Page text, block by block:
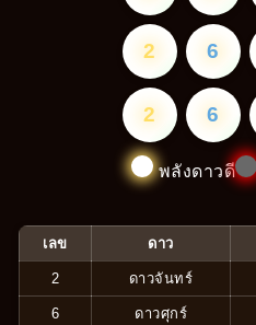
2 6
2 6
พลังดาวดี
เลข ดาว
2 ดาวจันทร์
6 ดาวศุกร์